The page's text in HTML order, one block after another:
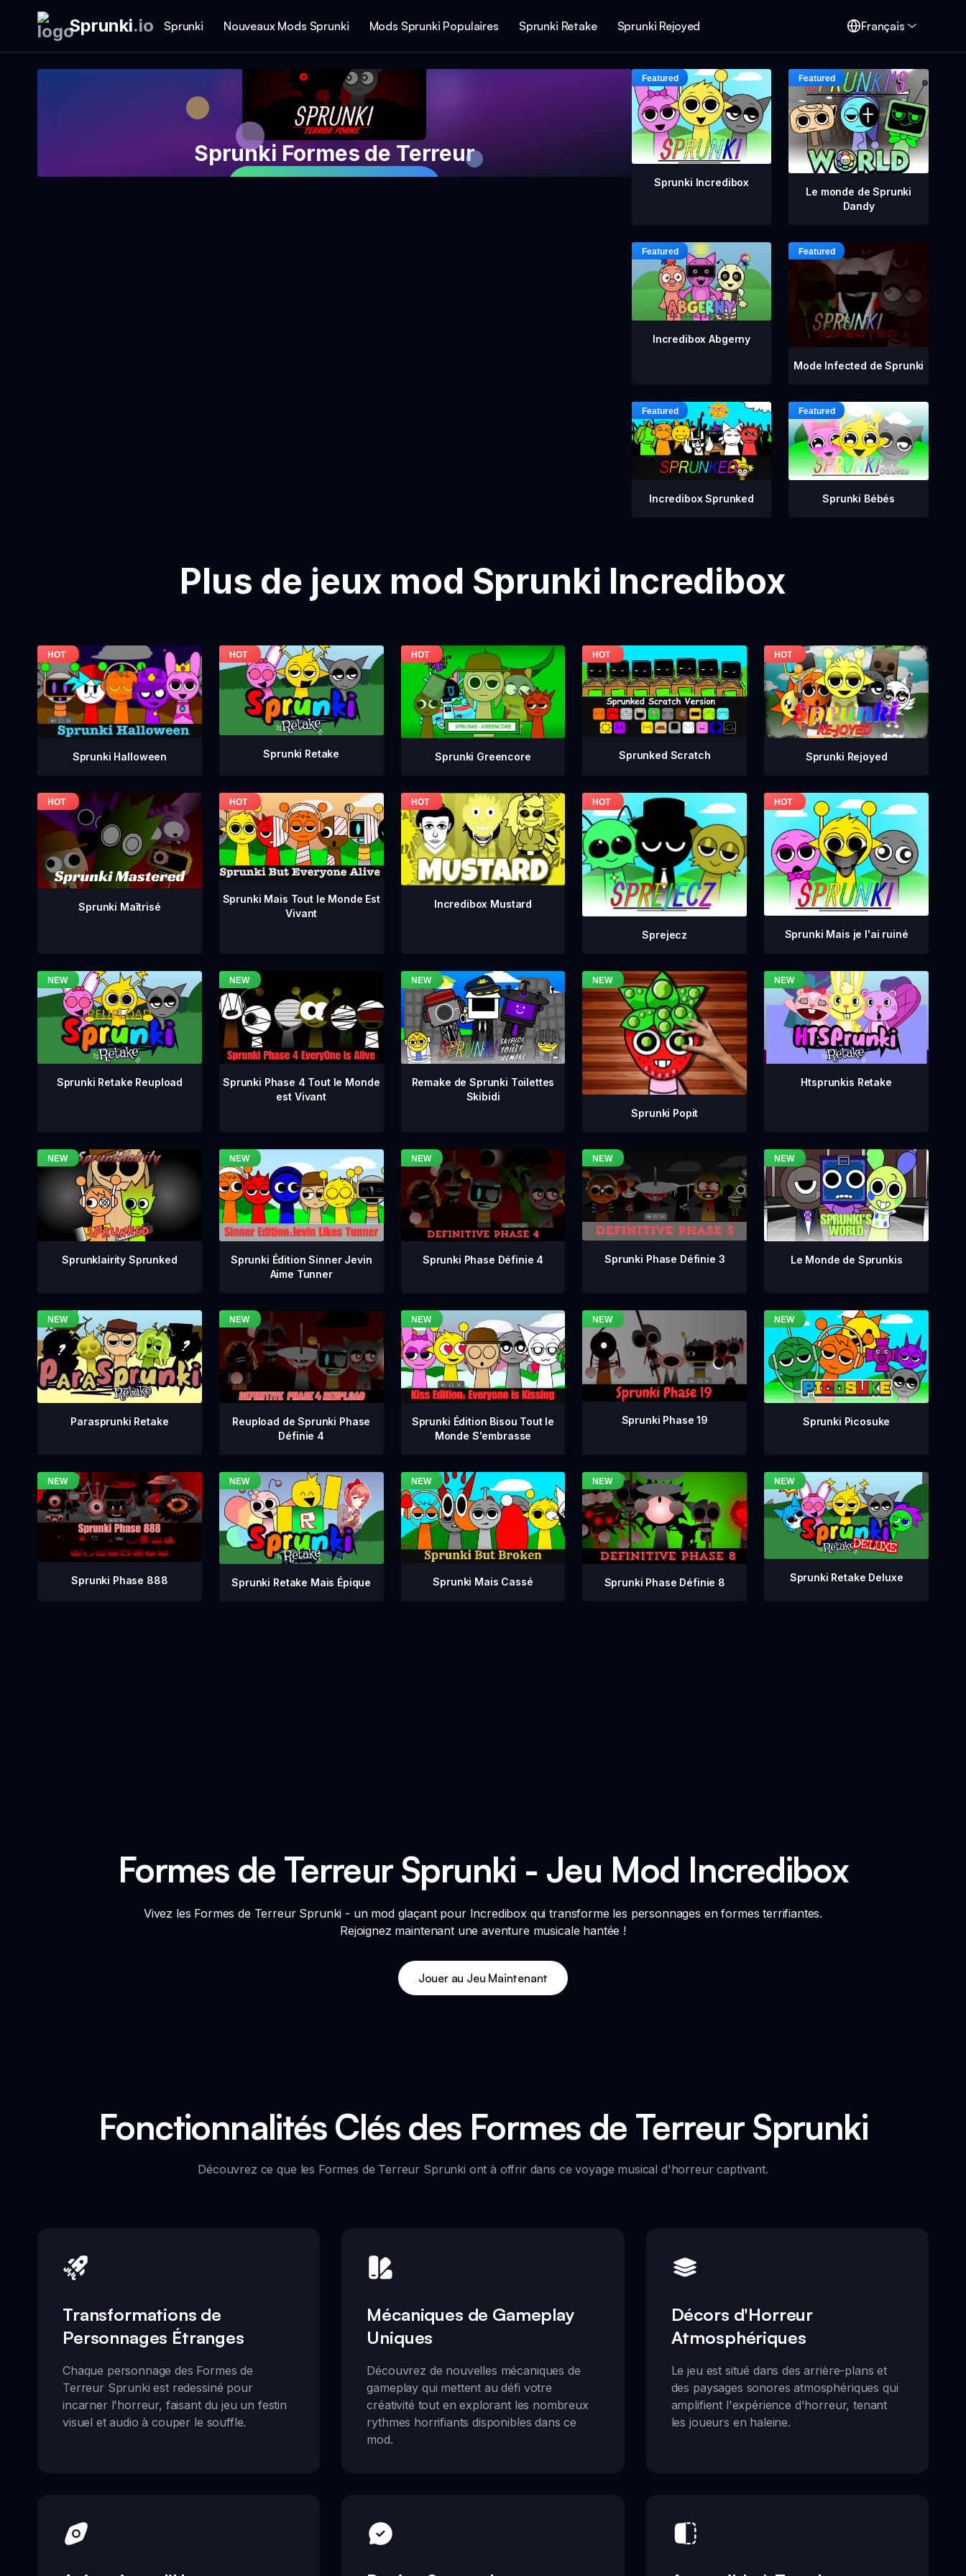
Sprunki.io Sprunki Nouveaux Mods Sprunki Mods Sprunki Populaires Sprunki Retake Sprunki Rejoyed Français
Sprunki Formes de Terreur
Sprunki Incredibox
Le monde de Sprunki
Dandy
Incredibox Abgerny
Mode Infected de Sprunki
Incredibox Sprunked Sprunki Bébés
Plus de jeux mod Sprunki Incredibox
Sprunki Halloween Sprunki Retake Sprunki Greencore Sprunked Scratch Sprunki Rejoyed
Sprunki Maîtrisé
Sprunki Mais Tout le Monde Est
Vivant
Incredibox Mustard
Sprejecz Sprunki Mais je l'ai ruiné
Sprunki Retake Reupload
Sprunki Phase 4 Tout le Monde
est Vivant
Remake de Sprunki Toilettes
Skibidi
Sprunki Popit
Htsprunkis Retake
Sprunklairity Sprunked
Sprunki Édition Sinner Jevin
Aime Tunner
Sprunki Phase Définie 4 Sprunki Phase Définie 3 Le Monde de Sprunkis
Parasprunki Retake
Reupload de Sprunki Phase
Définie 4
Sprunki Édition Bisou Tout le
Monde S'embrasse
Sprunki Phase 19 Sprunki Picosuke
Sprunki Phase 888 Sprunki Retake Mais Épique Sprunki Mais Cassé Sprunki Phase Définie 8 Sprunki Retake Deluxe
Formes de Terreur Sprunki - Jeu Mod Incredibox
Vivez les Formes de Terreur Sprunki - un mod glaçant pour Incredibox qui transforme les personnages en formes terrifiantes.
Rejoignez maintenant une aventure musicale hantée !
Jouer au Jeu Maintenant
Fonctionnalités Clés des Formes de Terreur Sprunki
Découvrez ce que les Formes de Terreur Sprunki ont à offrir dans ce voyage musical d'horreur captivant.
Transformations de
Personnages Étranges
Chaque personnage des Formes de
Terreur Sprunki est redessiné pour
incarner l'horreur, faisant du jeu un festin
visuel et audio à couper le souffle.
Mécaniques de Gameplay
Uniques
Découvrez de nouvelles mécaniques de
gameplay qui mettent au défi votre
créativité tout en explorant les nombreux
rythmes horrifiants disponibles dans ce
mod.
Décors d'Horreur
Atmosphériques
Le jeu est situé dans des arrière-plans et
des paysages sonores atmosphériques qui
amplifient l'expérience d'horreur, tenant
les joueurs en haleine.